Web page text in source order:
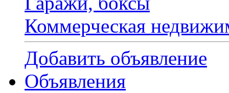
Коммерческая
Добавить объявление
Объявления